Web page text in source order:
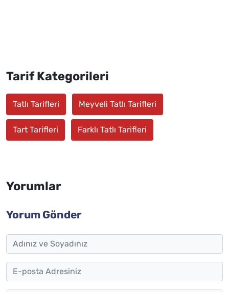
Tarif Kategorileri
Tatlı Tarifleri Meyveli Tatlı Tarifleri
Tart Tarifleri Farklı Tatlı Tarifleri
Yorumlar
Yorum Gönder